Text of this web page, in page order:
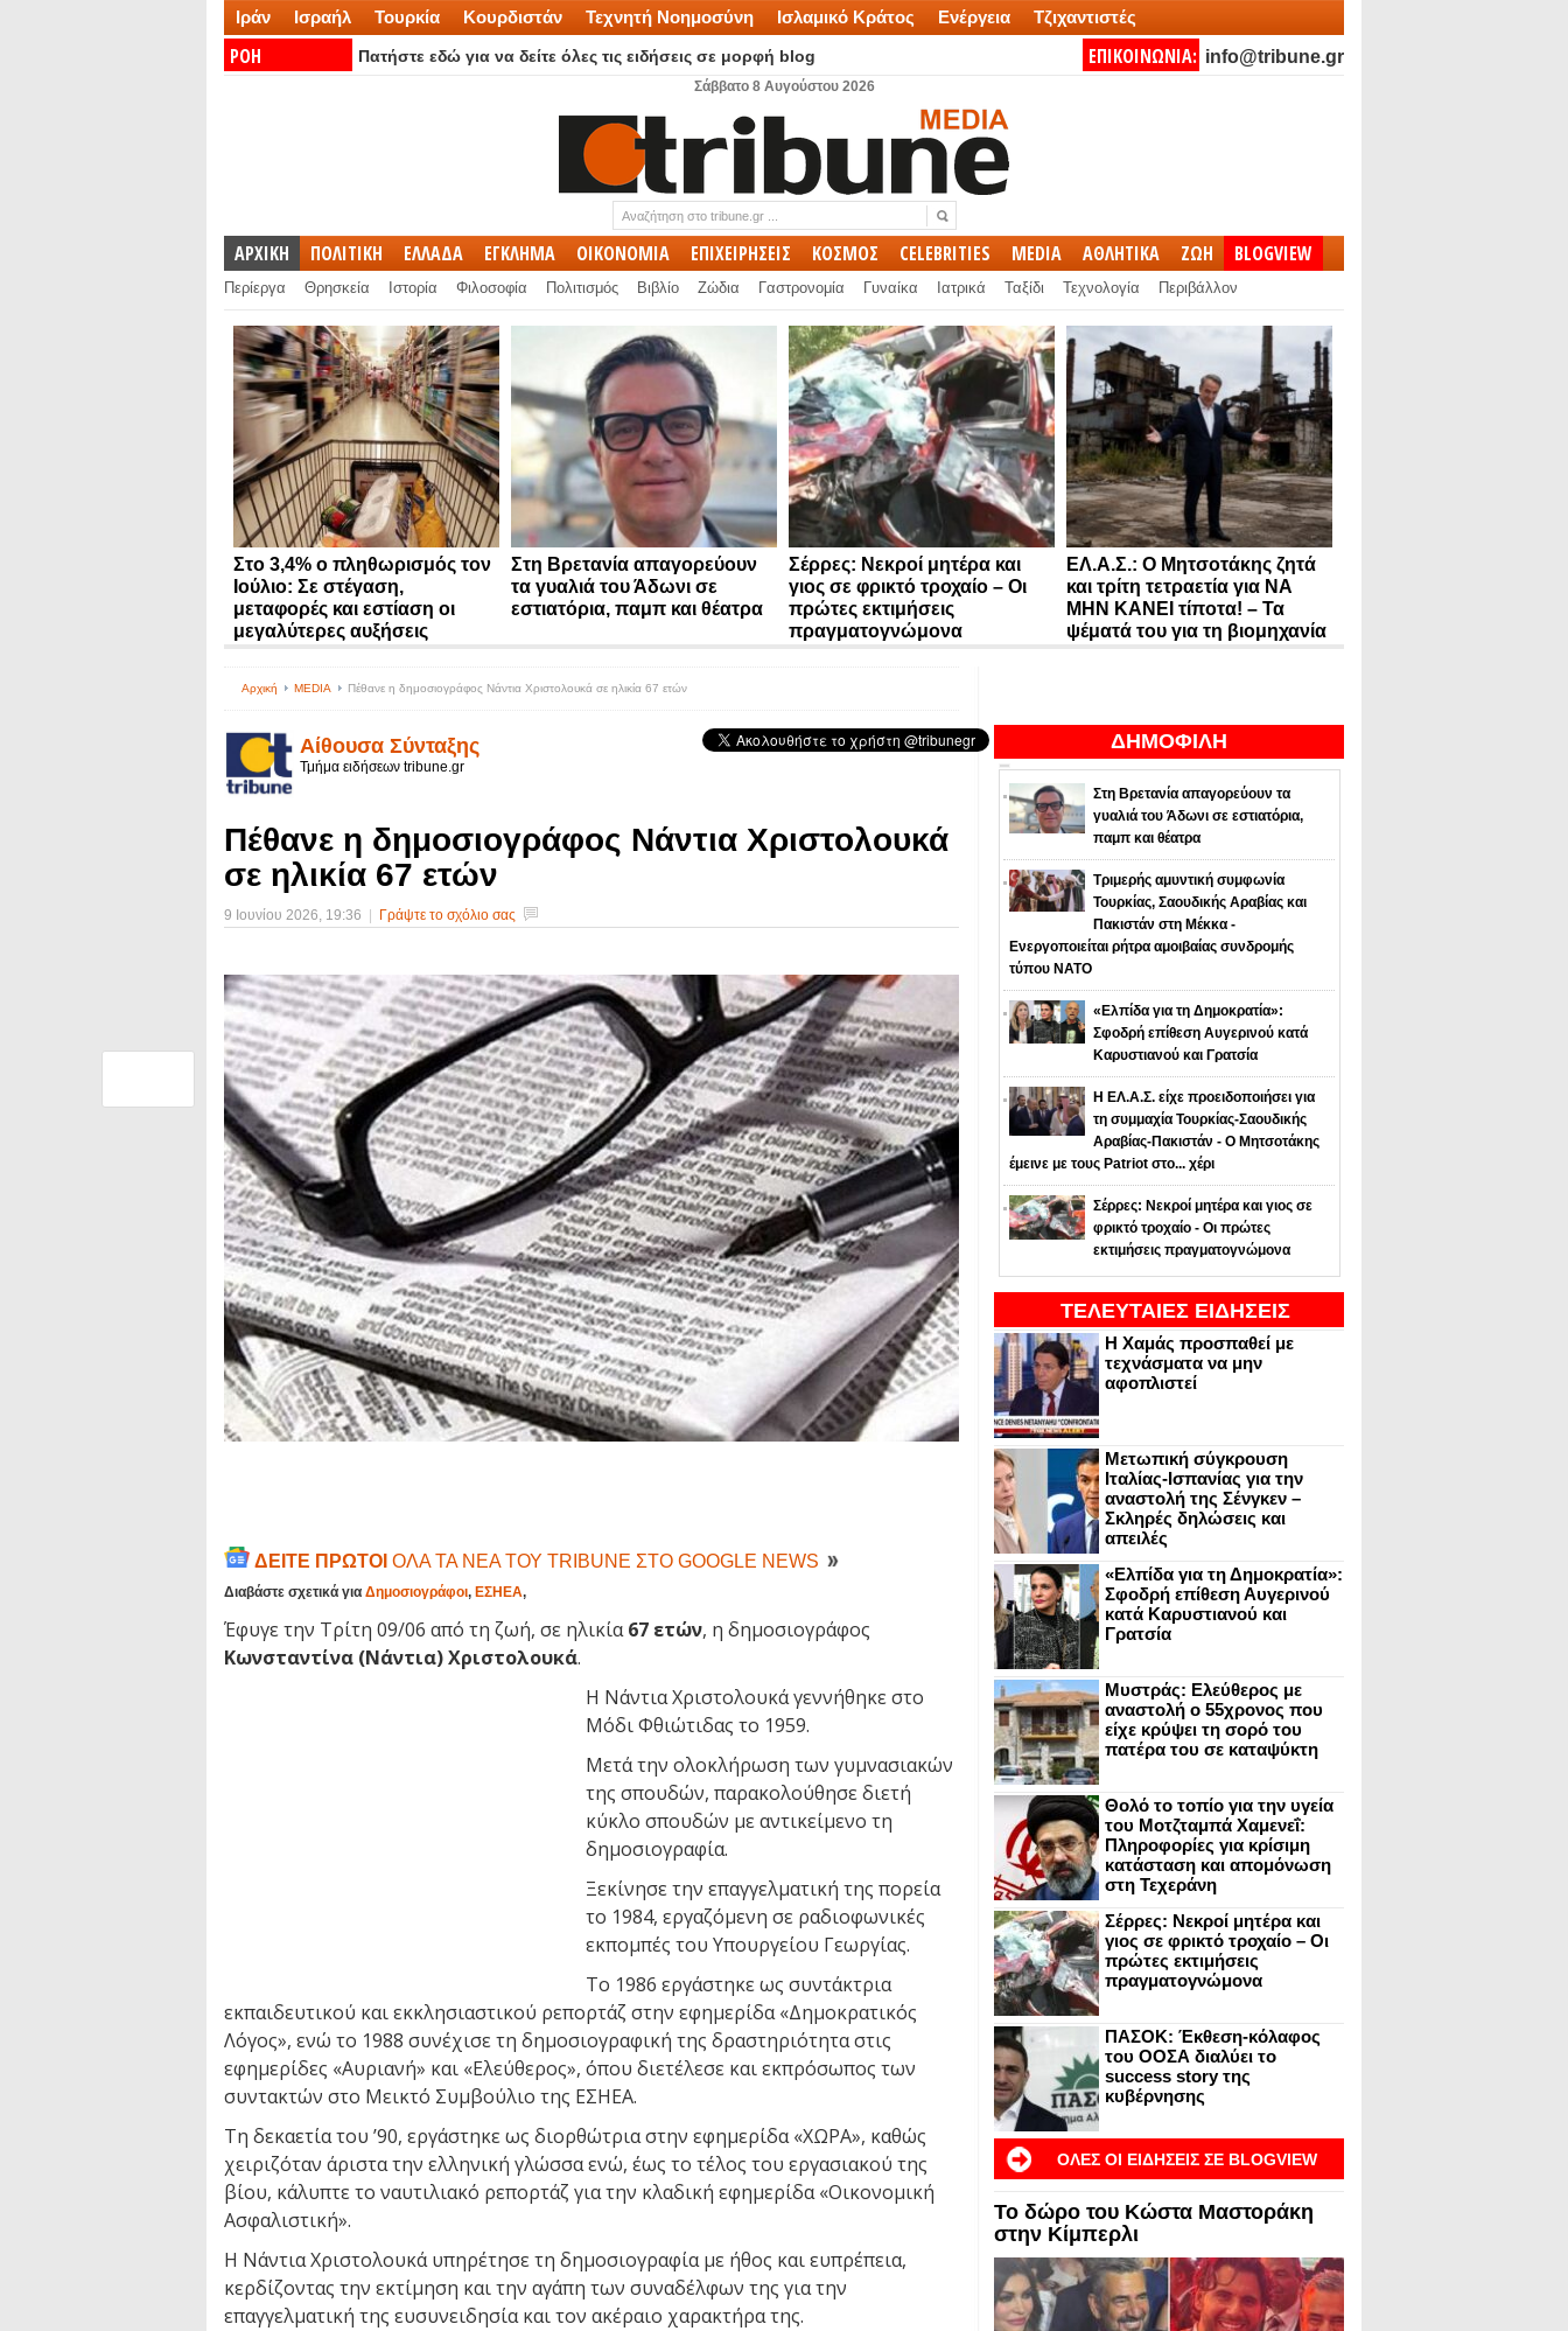
Ιράν Ισραήλ Τουρκία Κουρδιστάν Τεχνητή Νοημοσύνη Ισλαμικό Κράτος Ενέργεια Τζιχαντιστές
ΡΟΗ
Πατήστε εδώ για να δείτε όλες τις ειδήσεις σε μορφή blog ΕΠΙΚΟΙΝΩΝΙΑ: info@tribune.gr
Σάββατο 8 Αυγούστου 2026
ΑΡΧΙΚΗ ΠΟΛΙΤΙΚΗ ΕΛΛΑΔΑ ΕΓΚΛΗΜΑ ΟΙΚΟΝΟΜΙΑ ΕΠΙΧΕΙΡΗΣΕΙΣ ΚΟΣΜΟΣ CELEBRITIES MEDIA ΑΘΛΗΤΙΚΑ ΖΩΗ BLOGVIEW
Περίεργα Θρησκεία Ιστορία Φιλοσοφία Πολιτισμός Βιβλίο Ζώδια Γαστρονομία Γυναίκα Ιατρικά Ταξίδι Τεχνολογία Περιβάλλον
Στο 3,4% ο πληθωρισμός τον
Ιούλιο: Σε στέγαση,
μεταφορές και εστίαση οι
μεγαλύτερες αυξήσεις
Στη Βρετανία απαγορεύουν
τα γυαλιά του Άδωνι σε
εστιατόρια, παμπ και θέατρα
Σέρρες: Νεκροί μητέρα και
γιος σε φρικτό τροχαίο – Οι
πρώτες εκτιμήσεις
πραγματογνώμονα
ΕΛ.Α.Σ.: Ο Μητσοτάκης ζητά
και τρίτη τετραετία για ΝΑ
ΜΗΝ ΚΑΝΕΙ τίποτα! – Τα
ψέματά του για τη βιομηχανία
ΔΗΜΟΦΙΛΗ
Στη Βρετανία απαγορεύουν τα
γυαλιά του Άδωνι σε εστιατόρια,
παμπ και θέατρα
Τριμερής αμυντική συμφωνία
Τουρκίας, Σαουδικής Αραβίας και
Πακιστάν στη Μέκκα -
Ενεργοποιείται ρήτρα αμοιβαίας συνδρομής
τύπου NATO
«Ελπίδα για τη Δημοκρατία»:
Σφοδρή επίθεση Αυγερινού κατά
Καρυστιανού και Γρατσία
Η ΕΛ.Α.Σ. είχε προειδοποιήσει για
τη συμμαχία Τουρκίας-Σαουδικής
Αραβίας-Πακιστάν - Ο Μητσοτάκης
έμεινε με τους Patriot στο... χέρι
Σέρρες: Νεκροί μητέρα και γιος σε
φρικτό τροχαίο - Οι πρώτες
εκτιμήσεις πραγματογνώμονα
ΤΕΛΕΥΤΑΙΕΣ ΕΙΔΗΣΕΙΣ
Η Χαμάς προσπαθεί με
τεχνάσματα να μην
αφοπλιστεί
Μετωπική σύγκρουση
Ιταλίας-Ισπανίας για την
αναστολή της Σένγκεν –
Σκληρές δηλώσεις και
απειλές
«Ελπίδα για τη Δημοκρατία»:
Σφοδρή επίθεση Αυγερινού
κατά Καρυστιανού και
Γρατσία
Μυστράς: Ελεύθερος με
αναστολή ο 55χρονος που
είχε κρύψει τη σορό του
πατέρα του σε καταψύκτη
Θολό το τοπίο για την υγεία
του Μοτζταμπά Χαμενεΐ:
Πληροφορίες για κρίσιμη
κατάσταση και απομόνωση
στη Τεχεράνη
Σέρρες: Νεκροί μητέρα και
γιος σε φρικτό τροχαίο – Οι
πρώτες εκτιμήσεις
πραγματογνώμονα
ΠΑΣΟΚ: Έκθεση-κόλαφος
του ΟΟΣΑ διαλύει το
success story της
κυβέρνησης
ΟΛΕΣ ΟΙ ΕΙΔΗΣΕΙΣ ΣΕ BLOGVIEW
Το δώρο του Κώστα Μαστοράκη
στην Κίμπερλι
Αρχική MEDIA Πέθανε η δημοσιογράφος Νάντια Χριστολουκά σε ηλικία 67 ετών
Αίθουσα Σύνταξης
Τμήμα ειδήσεων tribune.gr
Πέθανε η δημοσιογράφος Νάντια Χριστολουκά
σε ηλικία 67 ετών
9 Ιουνίου 2026, 19:36 Γράψτε το σχόλιο σας
ΔΕΙΤΕ ΠΡΩΤΟΙ ΟΛΑ ΤΑ ΝΕΑ ΤΟΥ TRIBUNE ΣΤΟ GOOGLE NEWS
Διαβάστε σχετικά για Δημοσιογράφοι, ΕΣΗΕΑ,
Έφυγε την Τρίτη 09/06 από τη ζωή, σε ηλικία67 ετών, η δημοσιογράφος
Κωνσταντίνα (Νάντια) Χριστολουκά.
Η Νάντια Χριστολουκά γεννήθηκε στο
Μόδι Φθιώτιδας το 1959.
Μετά την ολοκλήρωση των γυμνασιακών
της σπουδών, παρακολούθησε διετή
κύκλο σπουδών με αντικείμενο τη
δημοσιογραφία.
Ξεκίνησε την επαγγελματική της πορεία
το 1984, εργαζόμενη σε ραδιοφωνικές
εκπομπές του Υπουργείου Γεωργίας.
Το 1986 εργάστηκε ως συντάκτρια
εκπαιδευτικού και εκκλησιαστικού ρεπορτάζ στην εφημερίδα «Δημοκρατικός
Λόγος», ενώ το 1988 συνέχισε τη δημοσιογραφική της δραστηριότητα στις
εφημερίδες «Αυριανή» και «Ελεύθερος», όπου διετέλεσε και εκπρόσωπος των
συντακτών στο Μεικτό Συμβούλιο της ΕΣΗΕΑ.
Τη δεκαετία του ’90, εργάστηκε ως διορθώτρια στην εφημερίδα «ΧΩΡΑ», καθώς
χειριζόταν άριστα την ελληνική γλώσσα ενώ, έως το τέλος του εργασιακού της
βίου, κάλυπτε το ναυτιλιακό ρεπορτάζ για την κλαδική εφημερίδα «Οικονομική
Ασφαλιστική».
Η Νάντια Χριστολουκά υπηρέτησε τη δημοσιογραφία με ήθος και ευπρέπεια,
κερδίζοντας την εκτίμηση και την αγάπη των συναδέλφων της για την
επαγγελματική της ευσυνειδησία και τον ακέραιο χαρακτήρα της.